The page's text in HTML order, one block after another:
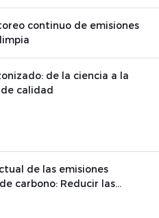
continuo de emisiones
de la ciencia a la
calidad
de las emisiones
carbono: Reducir las